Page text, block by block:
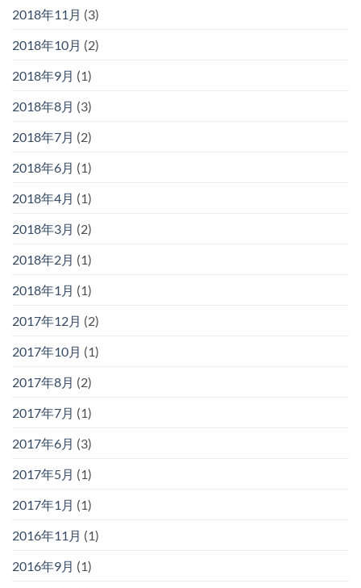
2018年11月 (3)
2018年10月 (2)
2018年9月 (1)
2018年8月 (3)
2018年7月 (2)
2018年6月 (1)
2018年4月 (1)
2018年3月 (2)
2018年2月 (1)
2018年1月 (1)
2017年12月 (2)
2017年10月 (1)
2017年8月 (2)
2017年7月 (1)
2017年6月 (3)
2017年5月 (1)
2017年1月 (1)
2016年11月 (1)
2016年9月 (1)